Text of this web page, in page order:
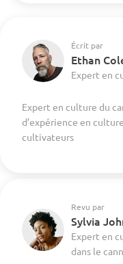
Écrit par
Ethan
Expert en
Expert en culture du
d’expérience en
cultivateurs
Revu par
Sylvia
Expert en
dans le